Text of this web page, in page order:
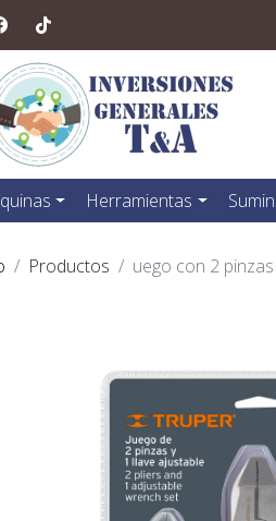
Herramientas
Productos uego con 2